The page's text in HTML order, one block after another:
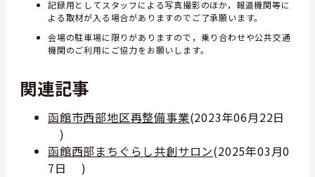
記録用としてスタッフによる写真撮影のほか，報道機関等に
よる取材が入る場合がありますのでご了承願います。
会場の駐車場に限りがありますので，乗り合わせや公共交通
機関のご利用にご協力をお願いします。
関連記事
函館市西部地区再整備事業(2023年06月22日
)
函館西部まちぐらし共創サロン(2025年03月0
7日
)